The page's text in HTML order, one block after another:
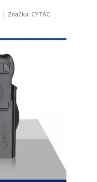
Značka: CYTAC